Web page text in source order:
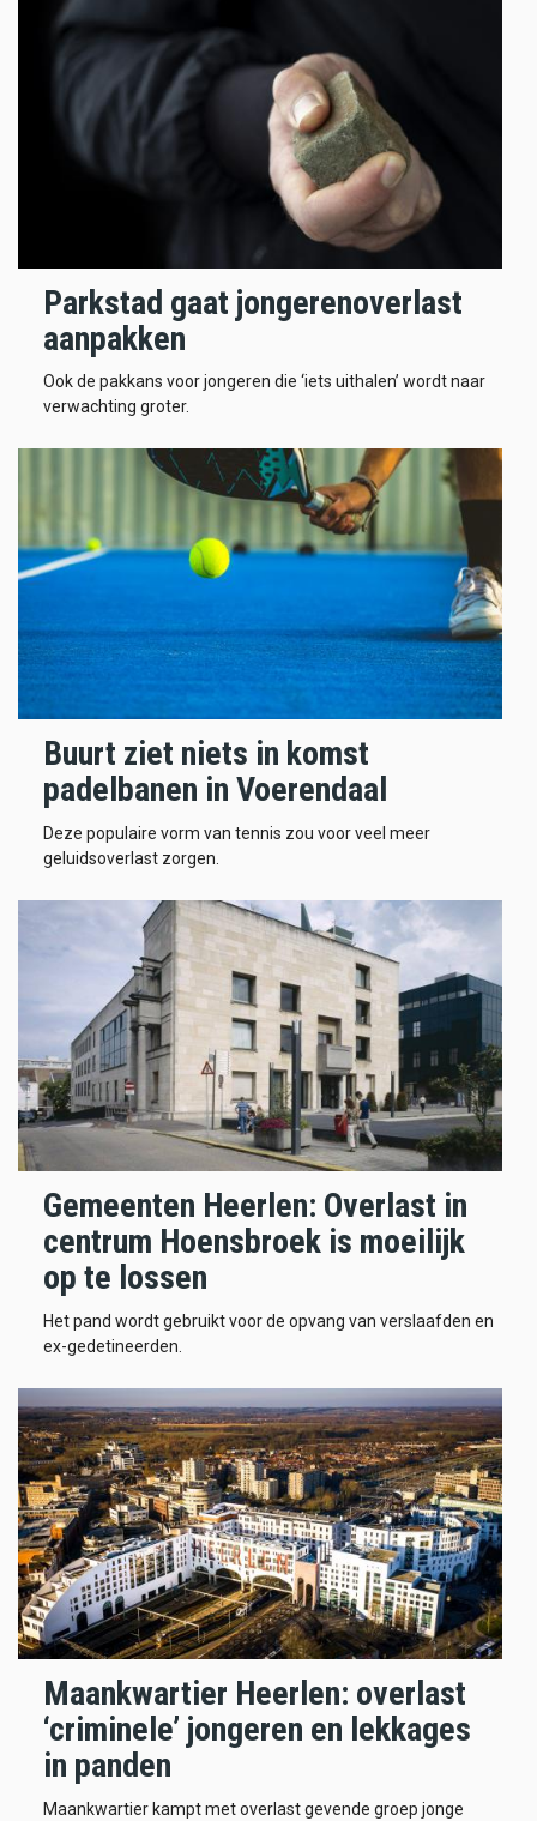
Parkstad gaat jongerenoverlast
aanpakken
Ook de pakkans voor jongeren die ‘iets uithalen’ wordt naar
verwachting groter.
Buurt ziet niets in komst
padelbanen in Voerendaal
Deze populaire vorm van tennis zou voor veel meer
geluidsoverlast zorgen.
Gemeenten Heerlen: Overlast in
centrum Hoensbroek is moeilijk
op te lossen
Het pand wordt gebruikt voor de opvang van verslaafden en
ex-gedetineerden.
Maankwartier Heerlen: overlast
‘criminele’ jongeren en lekkages
in panden
Maankwartier kampt met overlast gevende groep jonge